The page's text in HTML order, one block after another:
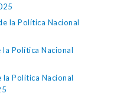
la Política Nacional
Política Nacional
Política Nacional